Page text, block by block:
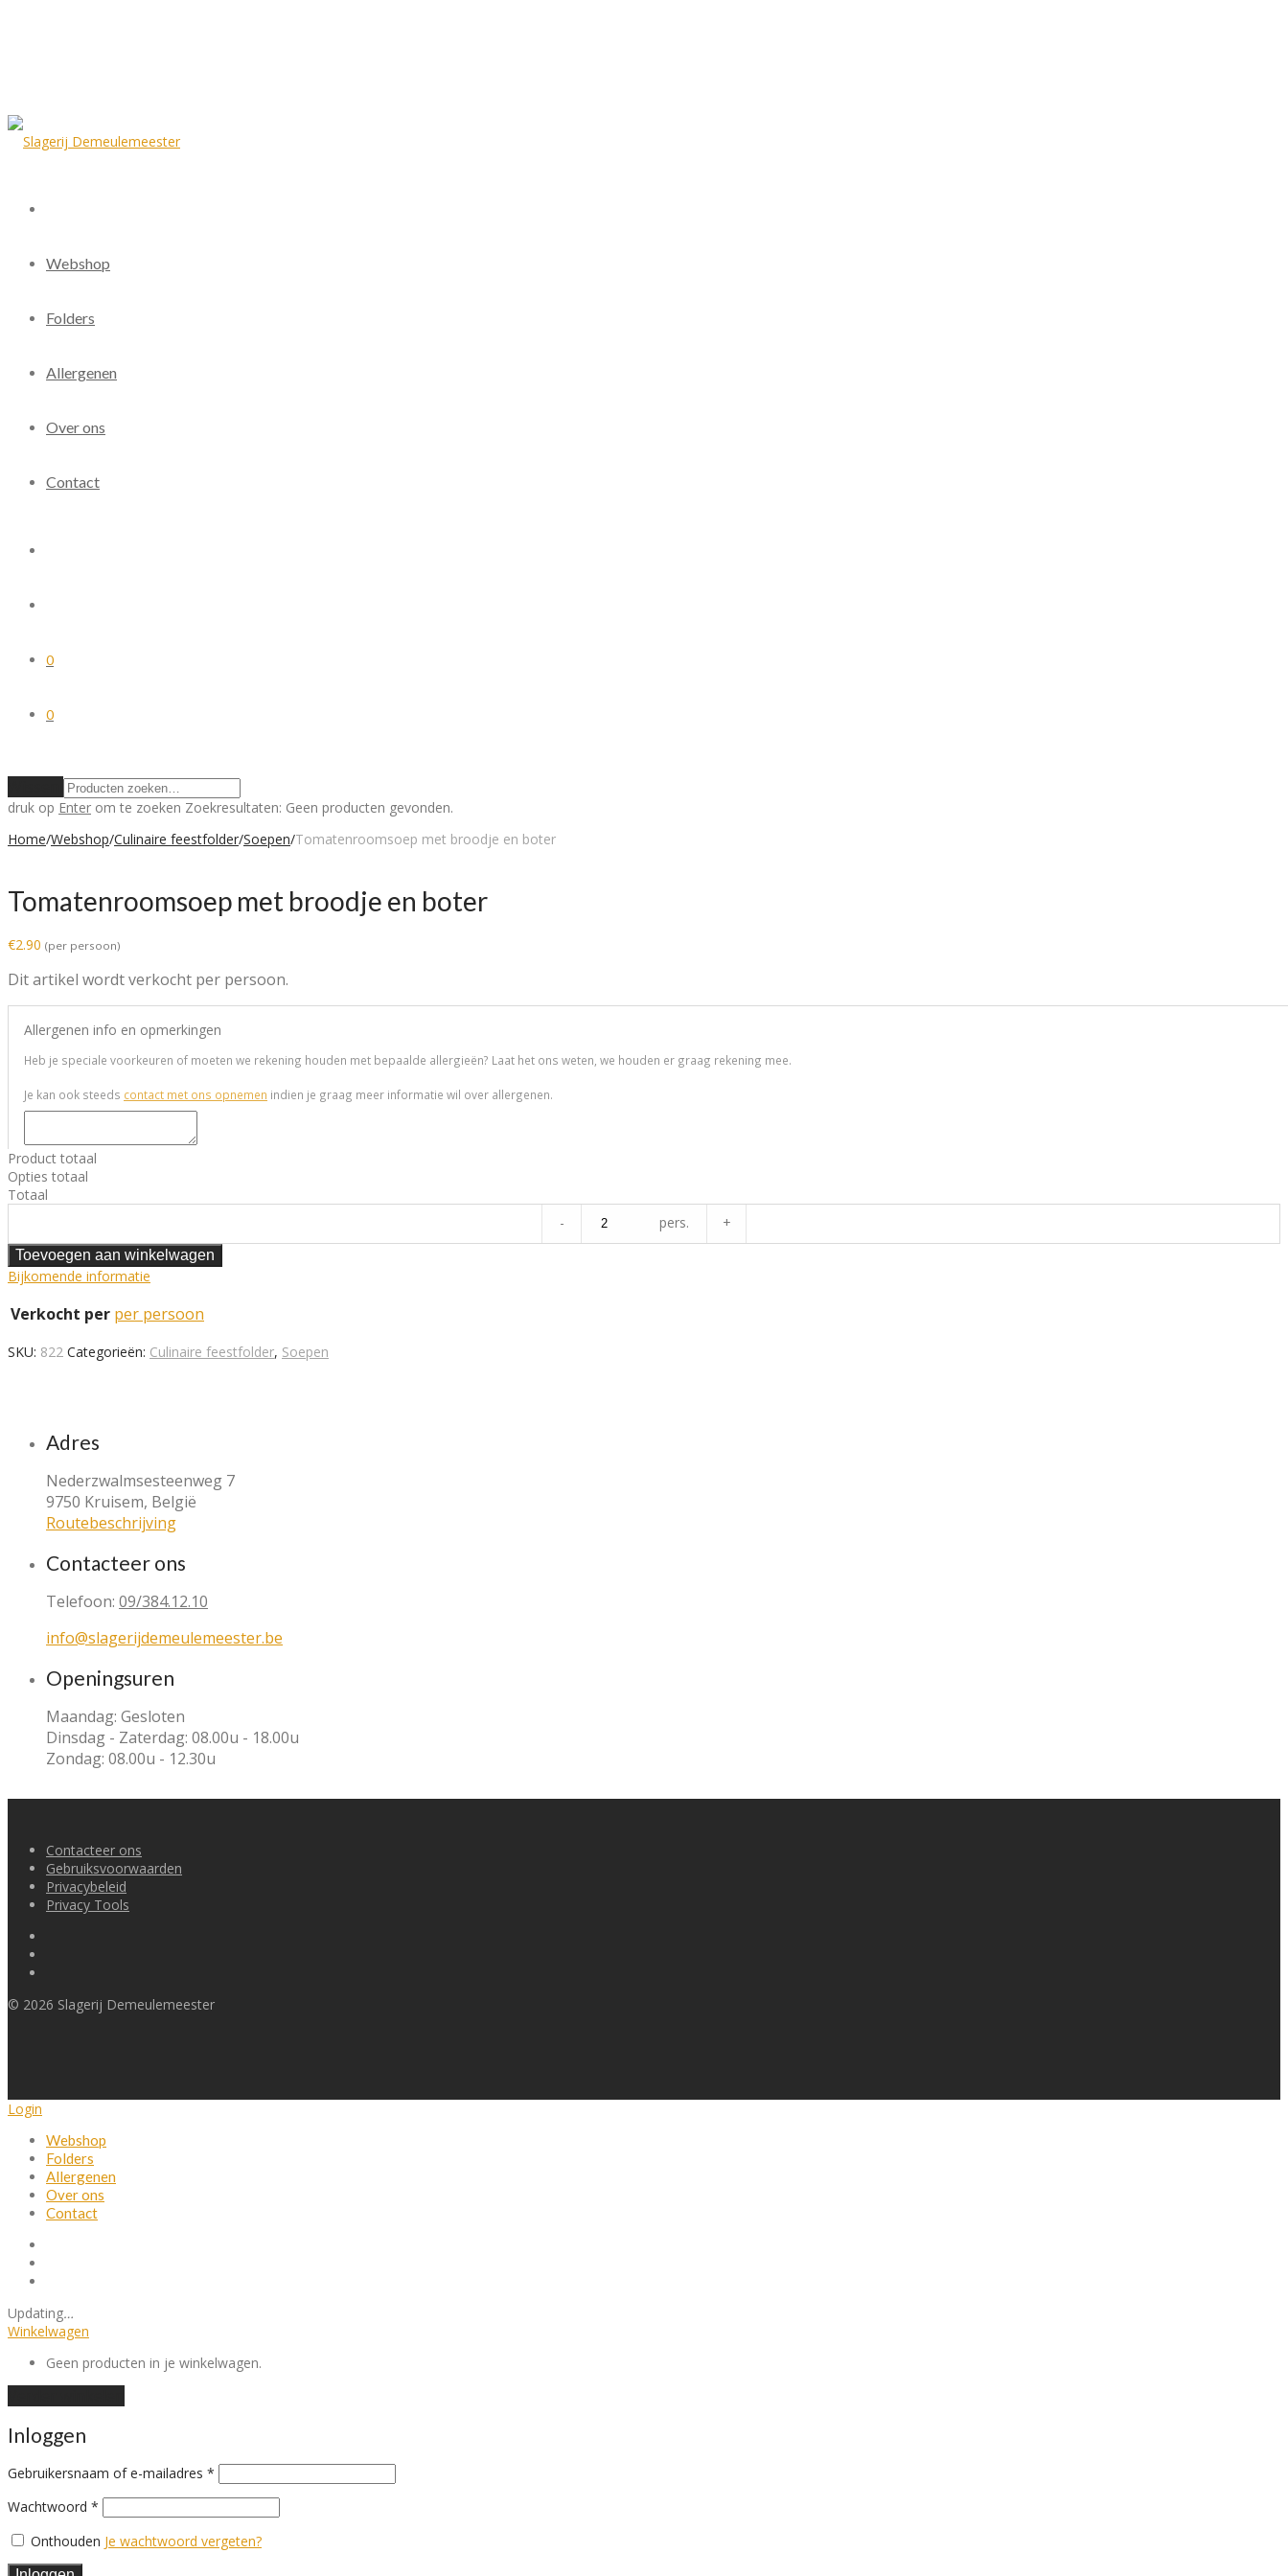
Webshop
Folders
Allergenen
Over ons
Contact
0
0
druk op Enter om te zoeken Zoekresultaten: Geen producten gevonden.
Home/Webshop/Culinaire feestfolder/Soepen/Tomatenroomsoep met broodje en boter
Tomatenroomsoep met broodje en boter
€2.90 (per persoon)
Dit artikel wordt verkocht per persoon.
Allergenen info en opmerkingen
Heb je speciale voorkeuren of moeten we rekening houden met bepaalde allergieën? Laat het ons weten, we houden er graag rekening mee.
Je kan ook steeds contact met ons opnemen indien je graag meer informatie wil over allergenen.
Product totaal
Opties totaal
Totaal
broodje
en
boter
- pers. +
Toevoegen aan winkelwagen
Bijkomende informatie
Verkocht per per persoon
SKU: 822 Categorieën: Culinaire feestfolder, Soepen
Adres
Nederzwalmsesteenweg 7
9750 Kruisem, België
Routebeschrijving
Contacteer ons
Telefoon: 09/384.12.10
info@slagerijdemeulemeester.be
Openingsuren
Maandag: Gesloten
Dinsdag - Zaterdag: 08.00u - 18.00u
Zondag: 08.00u - 12.30u
Contacteer ons
Gebruiksvoorwaarden
Privacybeleid
Privacy Tools
© 2026 Slagerij Demeulemeester
Login
Webshop
Folders
Allergenen
Over ons
Contact
Updating…
Winkelwagen
Geen producten in je winkelwagen.
Inloggen
Gebruikersnaam of e-mailadres *
Wachtwoord *
Onthouden Je wachtwoord vergeten?